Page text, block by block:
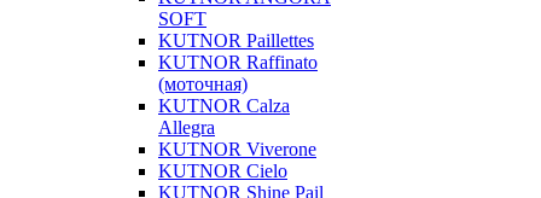
SOFT
KUTNOR Paillettes
KUTNOR Raffinato
(моточная)
KUTNOR Calza
Allegra
KUTNOR Viverone
KUTNOR Cielo
KUTNOR Shine Pail